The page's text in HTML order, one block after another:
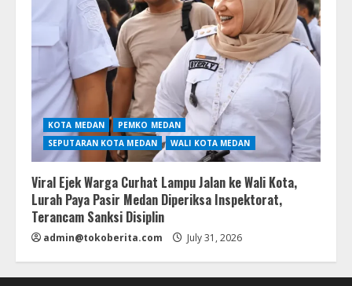
KOTA MEDAN
PEMKO MEDAN
SEPUTARAN KOTA MEDAN
WALI KOTA MEDAN
Viral Ejek Warga Curhat Lampu Jalan ke Wali Kota,
Lurah Paya Pasir Medan Diperiksa Inspektorat,
Terancam Sanksi Disiplin
admin@tokoberita.com July 31, 2026